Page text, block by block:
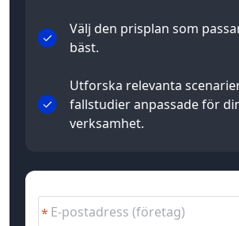
Välj den prisplan som
bäst.
Utforska relevanta
fallstudier anpassade för
verksamhet.